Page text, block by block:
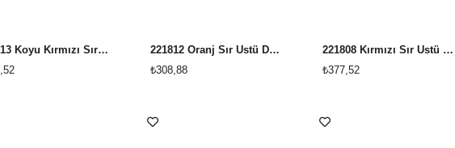
221813 Koyu Kırmızı Sır Üstü Dekor Boyası
221812 Oranj Sır Üstü Dekor Boyası
₺308,88
221808 Kırmızı Sır Üstü Dekor Boyası
₺377,52